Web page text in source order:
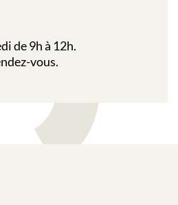
de 9h à 12h.
vous.